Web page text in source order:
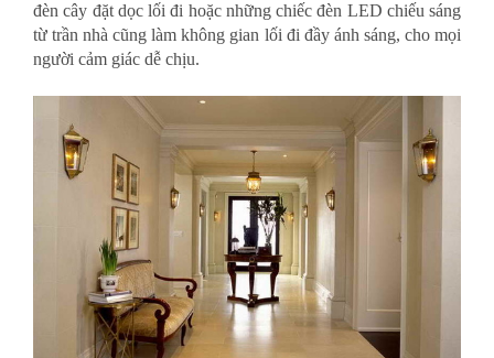
đèn cây đặt dọc lối đi hoặc những chiếc đèn LED chiếu sáng
từ trần nhà cũng làm không gian lối đi đầy ánh sáng, cho mọi
người cảm giác dễ chịu.